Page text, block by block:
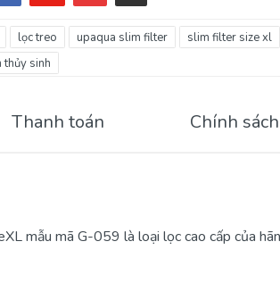
lọc treo upaqua slim filter
slim filter size xl
thủy sinh
Thanh toán Chính sách
mẫu mã G-059 là loại lọc cao cấp của